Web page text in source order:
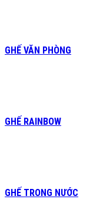
GHẾ VĂN PHÒNG
GHẾ RAINBOW
GHẾ TRONG NƯỚC